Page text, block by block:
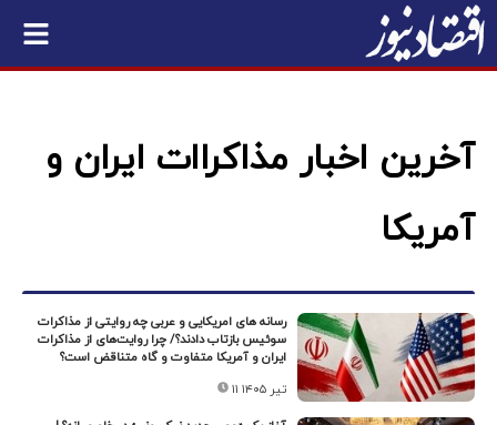
آخرین اخبار مذاکراات ایران و
آمریکا
رسانه های امریکایی و عربی چه روایتی از مذاکرات
سوئیس بازتاب دادند؟/ چرا روایت‌های از مذاکرات
ایران و آمریکا متفاوت و گاه متناقض است؟
۱۱ تیر ۱۴۰۵